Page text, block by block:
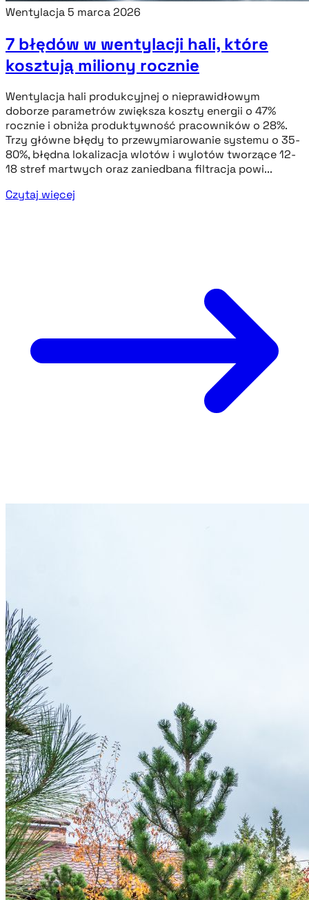
Wentylacja5 marca 2026
7 błędów w wentylacji hali, które
kosztują miliony rocznie
Wentylacja hali produkcyjnej o nieprawidłowym
doborze parametrów zwiększa koszty energii o 47%
rocznie i obniża produktywność pracowników o 28%.
Trzy główne błędy to przewymiarowanie systemu o 35-
80%, błędna lokalizacja wlotów i wylotów tworzące 12-
18 stref martwych oraz zaniedbana filtracja powi...
Czytaj więcej